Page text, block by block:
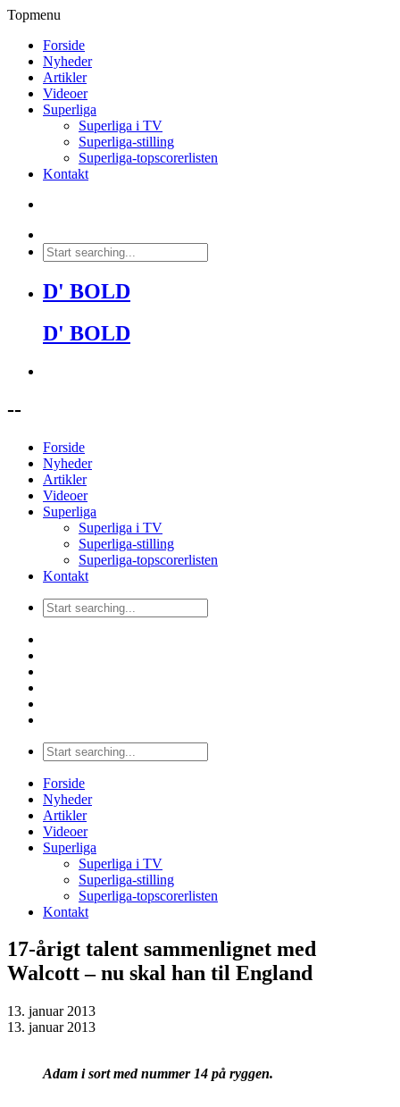
Topmenu
Forside
Nyheder
Artikler
Videoer
Superliga
Superliga i TV
Superliga-stilling
Superliga-topscorerlisten
Kontakt
D' BOLD
D' BOLD
--
Forside
Nyheder
Artikler
Videoer
Superliga
Superliga i TV
Superliga-stilling
Superliga-topscorerlisten
Kontakt
Forside
Nyheder
Artikler
Videoer
Superliga
Superliga i TV
Superliga-stilling
Superliga-topscorerlisten
Kontakt
17-årigt talent sammenlignet med
Walcott – nu skal han til England
13. januar 2013
13. januar 2013
Adam i sort med nummer 14 på ryggen.